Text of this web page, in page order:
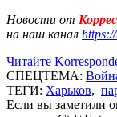
Новости от
на наш канал
Читайте
СПЕЦТЕМА:
ТЕГИ: Харьков,
Если вы заметили